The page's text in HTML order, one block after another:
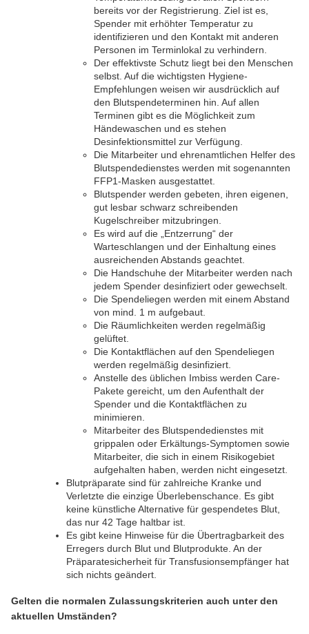
bereits vor der Registrierung. Ziel ist es,
Spender mit erhöhter Temperatur zu
identifizieren und den Kontakt mit anderen
Personen im Terminlokal zu verhindern.
Der effektivste Schutz liegt bei den Menschen
selbst. Auf die wichtigsten Hygiene-
Empfehlungen weisen wir ausdrücklich auf
den Blutspendeterminen hin. Auf allen
Terminen gibt es die Möglichkeit zum
Händewaschen und es stehen
Desinfektionsmittel zur Verfügung.
Die Mitarbeiter und ehrenamtlichen Helfer des
Blutspendedienstes werden mit sogenannten
FFP1-Masken ausgestattet.
Blutspender werden gebeten, ihren eigenen,
gut lesbar schwarz schreibenden
Kugelschreiber mitzubringen.
Es wird auf die „Entzerrung“ der
Warteschlangen und der Einhaltung eines
ausreichenden Abstands geachtet.
Die Handschuhe der Mitarbeiter werden nach
jedem Spender desinfiziert oder gewechselt.
Die Spendeliegen werden mit einem Abstand
von mind. 1 m aufgebaut.
Die Räumlichkeiten werden regelmäßig
gelüftet.
Die Kontaktflächen auf den Spendeliegen
werden regelmäßig desinfiziert.
Anstelle des üblichen Imbiss werden Care-
Pakete gereicht, um den Aufenthalt der
Spender und die Kontaktflächen zu
minimieren.
Mitarbeiter des Blutspendedienstes mit
grippalen oder Erkältungs-Symptomen sowie
Mitarbeiter, die sich in einem Risikogebiet
aufgehalten haben, werden nicht eingesetzt.
Blutpräparate sind für zahlreiche Kranke und
Verletzte die einzige Überlebenschance. Es gibt
keine künstliche Alternative für gespendetes Blut,
das nur 42 Tage haltbar ist.
Es gibt keine Hinweise für die Übertragbarkeit des
Erregers durch Blut und Blutprodukte. An der
Präparatesicherheit für Transfusionsempfänger hat
sich nichts geändert.
Gelten die normalen Zulassungskriterien auch unter den
aktuellen Umständen?